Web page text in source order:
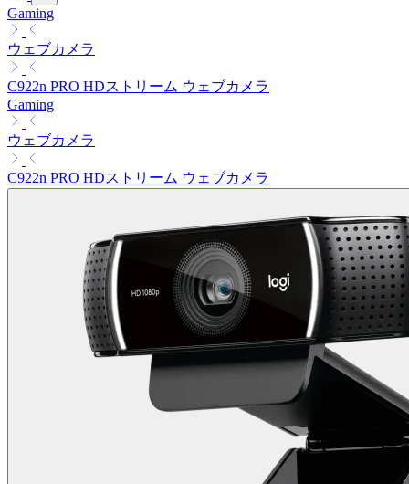
Gaming
ウェブカメラ
C922n PRO HDストリーム ウェブカメラ
Gaming
ウェブカメラ
C922n PRO HDストリーム ウェブカメラ